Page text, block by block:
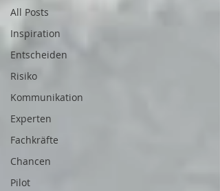
All Posts
Inspiration
Entscheiden
Risiko
Kommunikation
Experten
Fachkräfte
Chancen
Pilot